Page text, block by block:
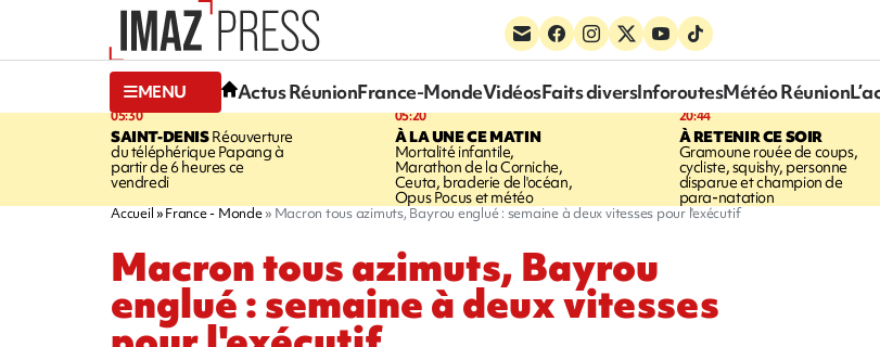
MENU Actus RéunionFrance-MondeVidéosFaits diversInforoutesMétéo Réunion
05:30
SAINT-DENISRéouverture
du téléphérique Papang à
partir de 6 heures ce
vendredi
05:20
À LA UNE CE MATIN
Mortalité infantile,
Marathon de la Corniche,
Ceuta, braderie de l'océan,
Opus Pocus et météo
20:44
À RETENIR CE SOIR
Gramoune rouée de coups,
cycliste, squishy, personne
disparue et champion de
para-natation
Accueil France - Monde Macron tous azimuts, Bayrou englué : semaine à deux vitesses pour l'exécutif
Macron tous azimuts, Bayrou
englué : semaine à deux vitesses